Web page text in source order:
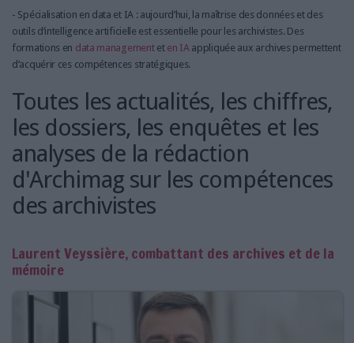
- Spécialisation en data et IA : aujourd’hui, la maîtrise des données et des
outils d’intelligence artificielle est essentielle pour les archivistes. Des
formations en data managementet en IAappliquée aux archives permettent
d’acquérir ces compétences stratégiques.
Toutes les actualités, les chiffres,
les dossiers, les enquêtes et les
analyses de la rédaction
d'Archimag sur les compétences
des archivistes
Laurent Veyssière, combattant des archives et de la
mémoire